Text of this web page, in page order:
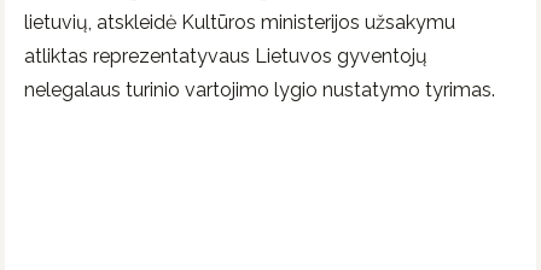
lietuvių, atskleidė Kultūros ministerijos užsakymu
atliktas reprezentatyvaus Lietuvos gyventojų
nelegalaus turinio vartojimo lygio nustatymo tyrimas.